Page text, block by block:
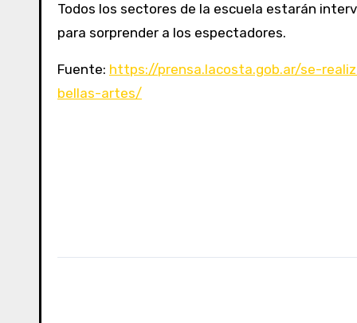
Todos los sectores de la escuela estarán
para sorprender a los espectadores.
Fuente: https://prensa.lacosta.gob.ar/se-
bellas-artes/